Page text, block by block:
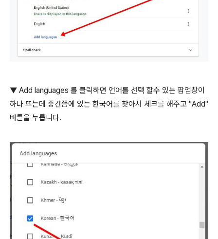
▼ Add languages 를 클릭하면 언어를 선택 할수 있는 팝업창이
하나 뜨는데 중간쯤에 있는 한국어를 찾아서 체크를 해주고 "Add"
버튼을 누릅니다.